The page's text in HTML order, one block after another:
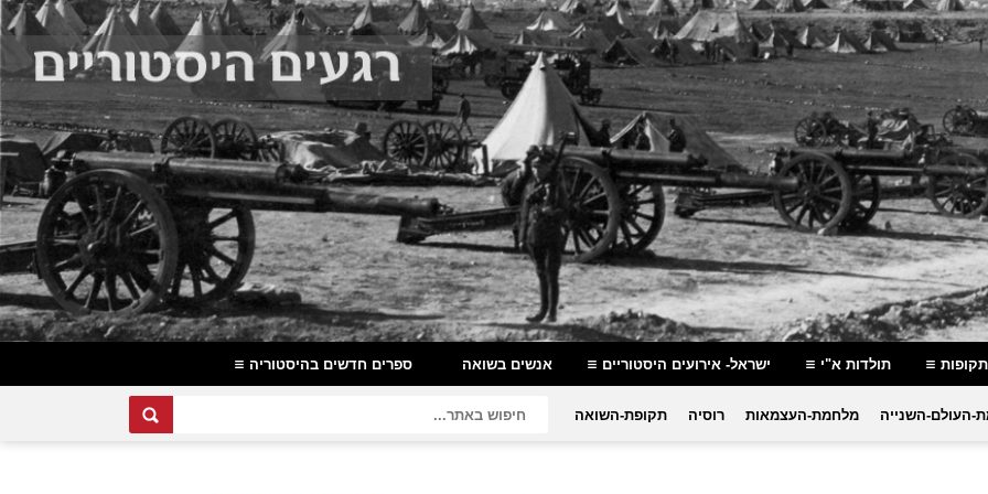
תקופות תולדות א"י ישראל- אירועים היסטוריים אנשים בשואה ספרים חדשים בהיסטוריה
העולם-השנייה מלחמת-העצמאות רוסיה תקופת-השואה